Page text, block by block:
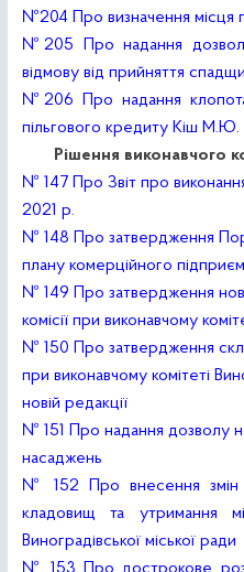
№204 Про визначення
№205 Про надання
відмову від прийняття
№206 Про надання
пільгового кредиту Кіш М.Ю.
Рішення виконавчого
№ 147 Про Звіт про
2021 р.
№ 148 Про затвердження
плану комерційного
№ 149 Про затвердження
комісії при виконавчому
№ 150 Про затвердження
при виконавчому комітеті
новій редакції
№ 151 Про надання дозволу
насаджень
№ 152 Про внесення змін
кладовищ та утримання
Виноградівської міської ради